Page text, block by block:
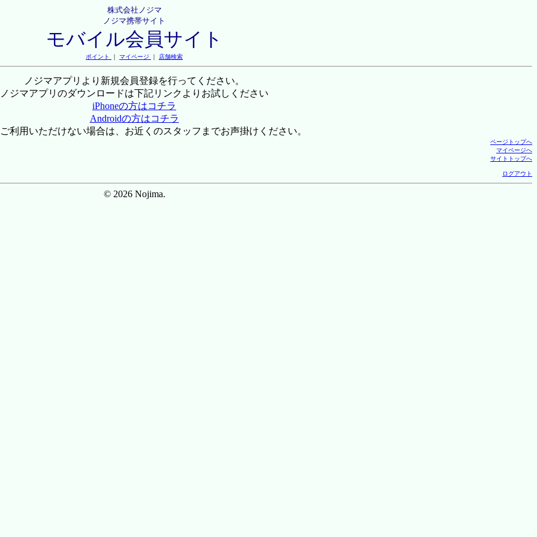
株式会社ノジマ
ノジマ携帯サイト
モバイル会員サイト
ポイント ｜ マイページ ｜ 店舗検索
ノジマアプリより新規会員登録を行ってください。
ノジマアプリのダウンロードは下記リンクよりお試しください
iPhoneの方はコチラ
Androidの方はコチラ
利用いただけない場合は、お近くのスタッフまでお声掛けください。
ページトップへ
マイページへ
サイトトップへ
ログアウト
© 2026 Nojima.